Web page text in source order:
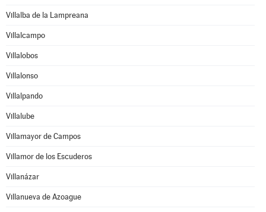
Villalba de la Lampreana
Villalcampo
Villalobos
Villalonso
Villalpando
Villalube
Villamayor de Campos
Villamor de los Escuderos
Villanázar
Villanueva de Azoague